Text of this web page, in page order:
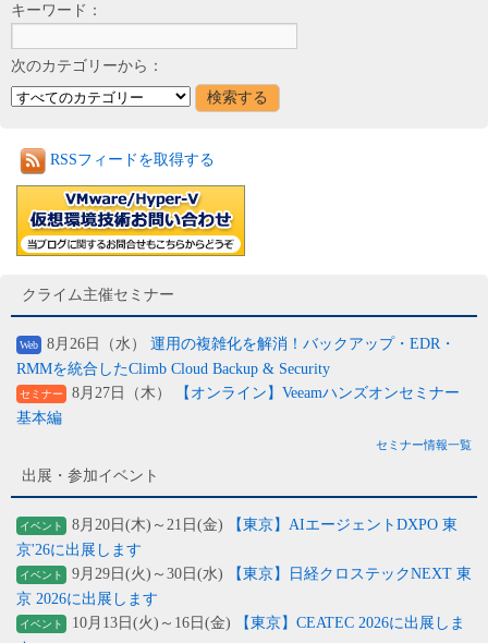
キーワード：
次のカテゴリーから：
RSSフィードを取得する
クライム主催セミナー
Web 8月26日（水） 運用の複雑化を解消！バックアップ・EDR・
RMMを統合したClimb Cloud Backup & Security
セミナー 8月27日（木）
【オンライン】Veeamハンズオンセミナー
基本編
セミナー情報一覧
出展・参加イベント
イベント 8月20日(木)～21日(金)
【東京】AIエージェントDXPO 東
京'26に出展します
イベント 9月29日(火)～30日(水)
【東京】日経クロステックNEXT 東
京 2026に出展します
イベント 10月13日(火)～16日(金)
【東京】CEATEC 2026に出展しま